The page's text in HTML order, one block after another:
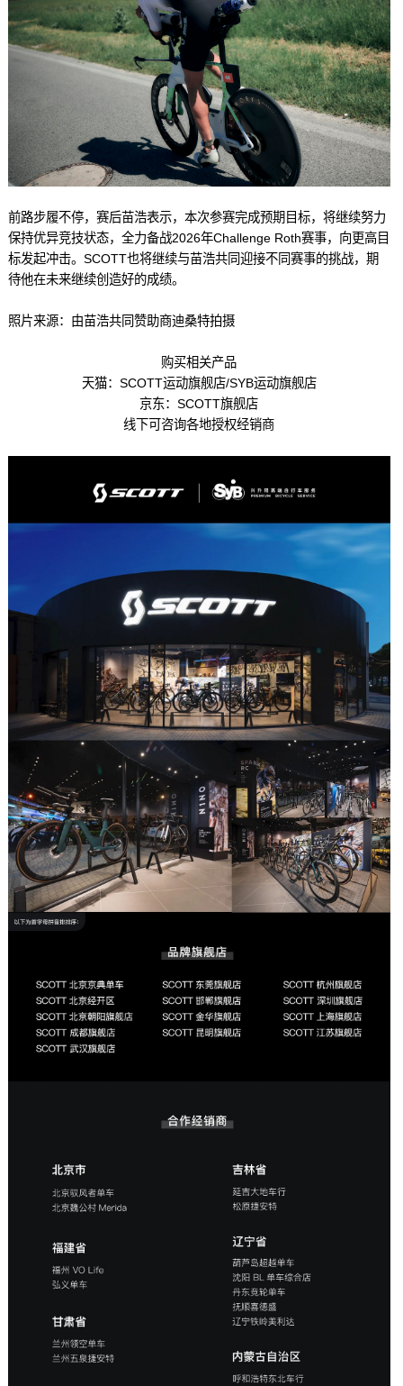
前路步履不停，赛后苗浩表示，本次参赛完成预期目标，将继续努力
保持优异竞技状态，全力备战2026年Challenge Roth赛事，向更高目
标发起冲击。SCOTT也将继续与苗浩共同迎接不同赛事的挑战，期
待他在未来继续创造好的成绩。
照片来源：由苗浩共同赞助商迪桑特拍摄
购买相关产品
天猫：SCOTT运动旗舰店/SYB运动旗舰店
京东：SCOTT旗舰店
线下可咨询各地授权经销商